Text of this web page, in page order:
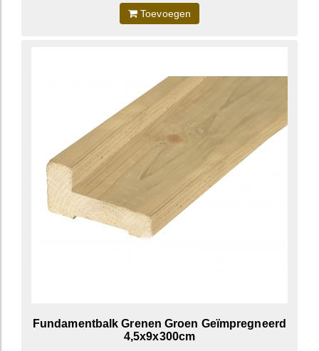
Toevoegen
Fundamentbalk Grenen Groen Geïmpregneerd
4,5x9x300cm